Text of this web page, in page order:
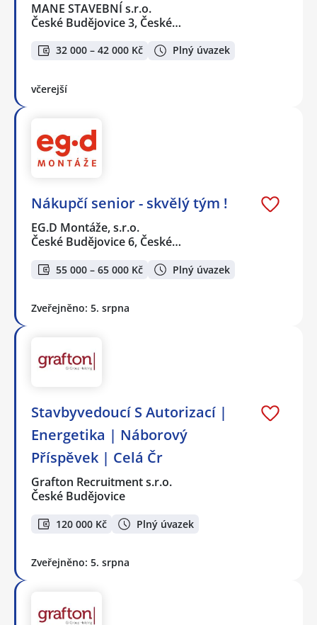
MANE STAVEBNÍ s.r.o.
České Budějovice 3, České…
32 000 – 42 000 Kč Plný úvazek
včerejší
Nákupčí senior - skvělý tým !
EG.D Montáže, s.r.o.
České Budějovice 6, České…
55 000 – 65 000 Kč Plný úvazek
Zveřejněno: 5. srpna
Stavbyvedoucí S Autorizací |
Energetika | Náborový
Příspěvek | Celá Čr
Grafton Recruitment s.r.o.
České Budějovice
120 000 Kč Plný úvazek
Zveřejněno: 5. srpna